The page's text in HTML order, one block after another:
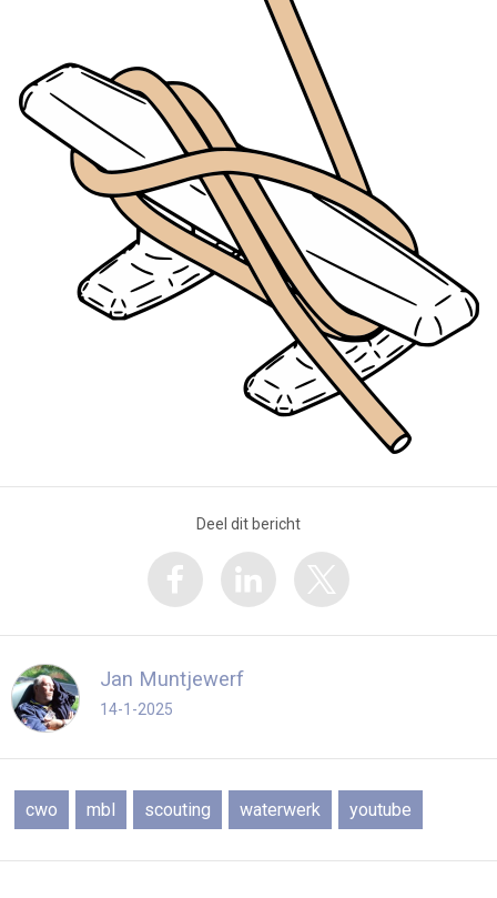
Deel dit bericht
Jan Muntjewerf
14-1-2025
cwo mbl scouting waterwerk youtube